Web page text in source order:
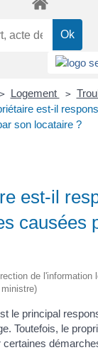
Logement >
est-il
son locataire ?
est-il
causées
de l'information
le principal
Toutefois, le
certaines